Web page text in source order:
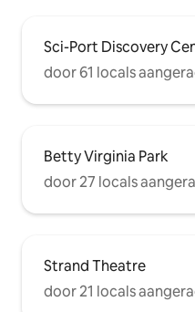
Sci-Port Discovery
door 61 locals
Betty Virginia Park
door 27 locals
Strand Theatre
door 21 locals